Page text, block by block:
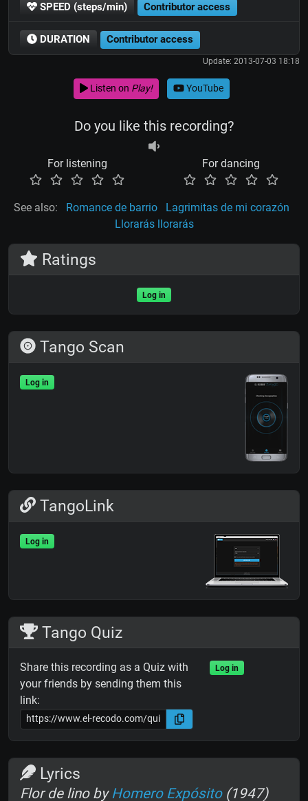
SPEED (steps/min) Contributor access
DURATION Contributor access
Update: 2013-07-03 18:18
Listen on Play! YouTube
Do you like this recording?
For listening For dancing
See also: Romance de barrio
Lagrimitas de mi corazón
Llorarás llorarás
Ratings
Log in
Tango Scan
Log in
TangoLink
Log in
Tango Quiz
Share this recording as a Quiz with
your friends by sending them this
link:
Log in
Lyrics
Flor de lino by Homero Expósito(1947)